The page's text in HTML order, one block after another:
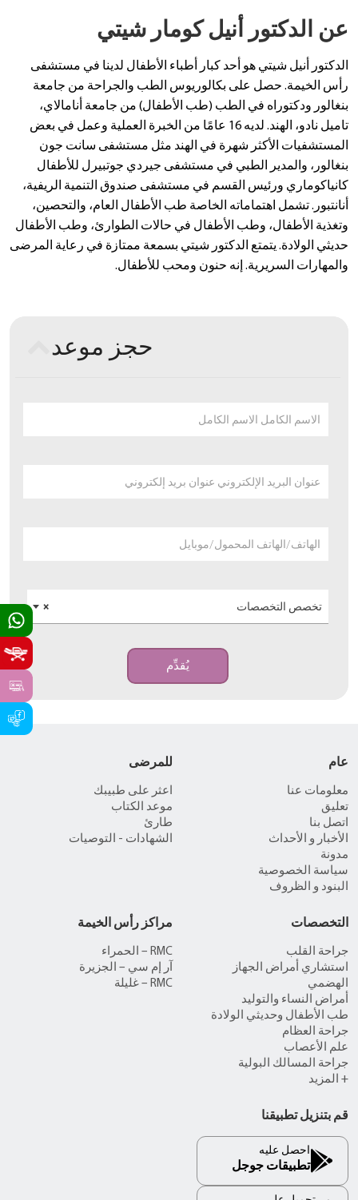
عن الدكتور أنيل كومار شيتي
الدكتور أنيل شيتي هو أحد كبار أطباء الأطفال لدينا في مستشفى
رأس الخيمة. حصل على بكالوريوس الطب والجراحة من جامعة
بنغالور ودكتوراه في الطب (طب الأطفال) من جامعة أنامالاي،
تاميل نادو، الهند. لديه 16 عامًا من الخبرة العملية وعمل في بعض
المستشفيات الأكثر شهرة في الهند مثل مستشفى سانت جون
بنغالور، والمدير الطبي في مستشفى جيردي جوتبيرل للأطفال
كانياكوماري ورئيس القسم في مستشفى صندوق التنمية الريفية،
أنانتبور. تشمل اهتماماته الخاصة طب الأطفال العام، والتحصين،
وتغذية الأطفال، وطب الأطفال في حالات الطوارئ، وطب الأطفال
حديثي الولادة. يتمتع الدكتور شيتي بسمعة ممتازة في رعاية المرضى
والمهارات السريرية. إنه حنون ومحب للأطفال.
حجز موعد
الاسم الكامل الاسم الكامل
عنوان البريد الإلكتروني عنوان بريد إلكتروني
الهاتف/الهاتف المحمول/موبايل
× تخصص التخصصات
يُقدِّم
عام
معلومات عنا
تعليق
اتصل بنا
الأخبار و الأحداث
مدونة
سياسة الخصوصية
البنود و الظروف
للمرضى
اعثر على طبيبك
موعد الكتاب
طارئ
الشهادات - التوصيات
التخصصات
جراحة القلب
استشاري أمراض الجهاز
الهضمي
أمراض النساء والتوليد
طب الأطفال وحديثي الولادة
جراحة العظام
علم الأعصاب
جراحة المسالك البولية
+ المزيد
مراكز رأس الخيمة
RMC – الحمراء
آر إم سي – الجزيرة
RMC – غليلة
قم بتنزيل تطبيقنا
احصل عليه
تطبيقات جوجل